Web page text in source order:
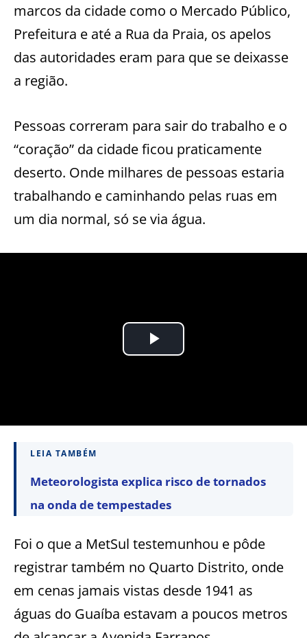
marcos da cidade como o Mercado Público,
Prefeitura e até a Rua da Praia, os apelos
das autoridades eram para que se deixasse
a região.
Pessoas correram para sair do trabalho e o
“coração” da cidade ficou praticamente
deserto. Onde milhares de pessoas estaria
trabalhando e caminhando pelas ruas em
um dia normal, só se via água.
LEIA TAMBÉM
Meteorologista explica risco de tornados
na onda de tempestades
Foi o que a MetSul testemunhou e pôde
registrar também no Quarto Distrito, onde
em cenas jamais vistas desde 1941 as
águas do Guaíba estavam a poucos metros